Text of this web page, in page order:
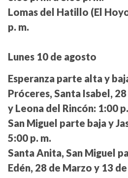
Lomas del Hatillo (El
p. m.
Lunes 10 de agosto
Esperanza parte alta y
Próceres, Santa Isabel,
y Leona del Rincón: 1:00
San Miguel parte baja y
5:00 p. m.
Santa Anita, San Miguel
Edén, 28 de Marzo y 13